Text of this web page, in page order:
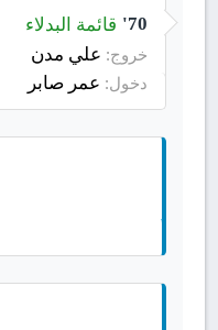
70' قائمة البدلاء
خروج: علي مدن
دخول: عمر صابر